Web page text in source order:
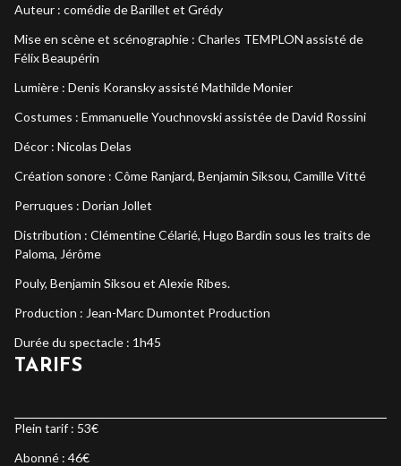
Auteur : comédie de Barillet et Grédy
Mise en scène et scénographie : Charles TEMPLON assisté de
Félix Beaupérin
Lumière : Denis Koransky assisté Mathilde Monier
Costumes : Emmanuelle Youchnovski assistée de David Rossini
Décor : Nicolas Delas
Création sonore : Côme Ranjard, Benjamin Siksou, Camille Vitté
Perruques : Dorian Jollet
Distribution : Clémentine Célarié, Hugo Bardin sous les traits de
Paloma, Jérôme
Pouly, Benjamin Siksou et Alexie Ribes.
Production : Jean-Marc Dumontet Production
Durée du spectacle : 1h45
TARIFS
Plein tarif : 53€
Abonné : 46€